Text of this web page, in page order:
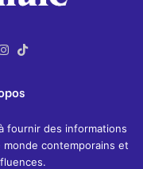
Instagram
fournir des informations
contemporains et